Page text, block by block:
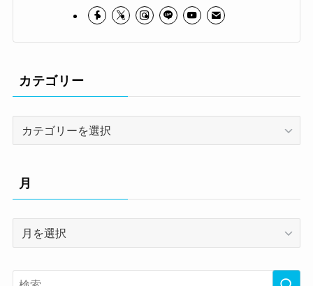
カテゴリー
リ
ー
月